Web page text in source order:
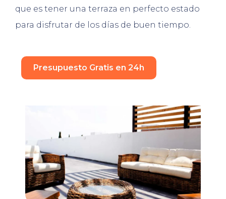
que es tener una terraza en perfecto estado
para disfrutar de los días de buen tiempo.
Presupuesto Gratis en 24h